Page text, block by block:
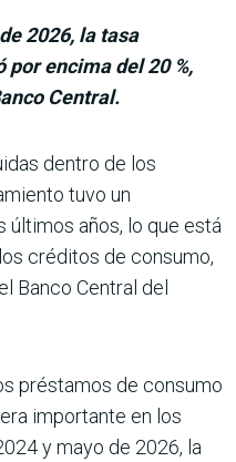
2026, la tasa
encima del 20 %,
Central.
dentro de los
tuvo un
años, lo que está
créditos de consumo,
Banco Central del
préstamos de consumo
importante en los
y mayo de 2026, la